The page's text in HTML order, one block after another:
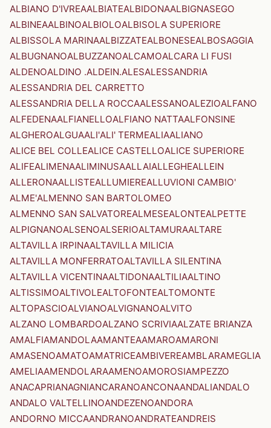
ALBIANO D'IVREAALBIATEALBIDONAALBIGNASEGO
ALBINEAALBINOALBIOLOALBISOLA SUPERIORE
ALBISSOLA MARINAALBIZZATEALBONESEALBOSAGGIA
ALBUGNANOALBUZZANOALCAMOALCARA LI FUSI
ALDENOALDINO .ALDEIN.ALESALESSANDRIA
ALESSANDRIA DEL CARRETTO
ALESSANDRIA DELLA ROCCAALESSANOALEZIOALFANO
ALFEDENAALFIANELLOALFIANO NATTAALFONSINE
ALGHEROALGUAALI'ALI' TERMEALIAALIANO
ALICE BEL COLLEALICE CASTELLOALICE SUPERIORE
ALIFEALIMENAALIMINUSAALLAIALLEGHEALLEIN
ALLERONAALLISTEALLUMIEREALLUVIONI CAMBIO'
ALME'ALMENNO SAN BARTOLOMEO
ALMENNO SAN SALVATOREALMESEALONTEALPETTE
ALPIGNANOALSENOALSERIOALTAMURAALTARE
ALTAVILLA IRPINAALTAVILLA MILICIA
ALTAVILLA MONFERRATOALTAVILLA SILENTINA
ALTAVILLA VICENTINAALTIDONAALTILIAALTINO
ALTISSIMOALTIVOLEALTOFONTEALTOMONTE
ALTOPASCIOALVIANOALVIGNANOALVITO
ALZANO LOMBARDOALZANO SCRIVIAALZATE BRIANZA
AMALFIAMANDOLAAMANTEAAMAROAMARONI
AMASENOAMATOAMATRICEAMBIVEREAMBLARAMEGLIA
AMELIAAMENDOLARAAMENOAMOROSIAMPEZZO
ANACAPRIANAGNIANCARANOANCONAANDALIANDALO
ANDALO VALTELLINOANDEZENOANDORA
ANDORNO MICCAANDRANOANDRATEANDREIS